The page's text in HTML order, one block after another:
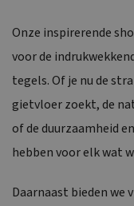
Onze inspirerende
voor de
tegels. Of je nu de
gietvloer zoekt, de
of de duurzaamheid
hebben voor elk wat
Daarnaast bieden